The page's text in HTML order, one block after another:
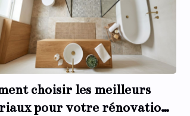
choisir les meilleurs
pour votre rénovation